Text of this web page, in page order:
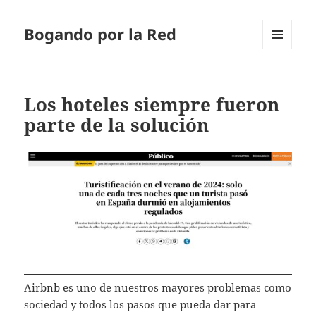
Bogando por la Red
Los hoteles siempre fueron
parte de la solución
Airbnb es uno de nuestros mayores problemas como
sociedad y todos los pasos que pueda dar para